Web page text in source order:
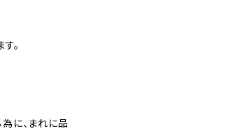
。
に、まれに品